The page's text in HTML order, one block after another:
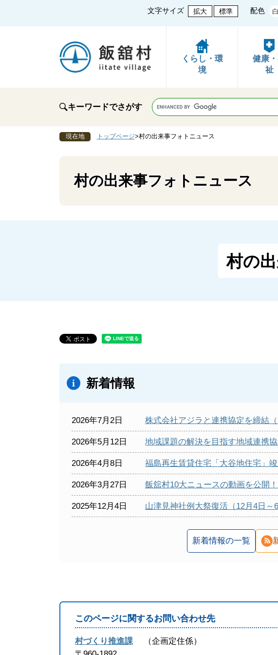
文字サイズ 拡大 標準 配色 白
くらし・環
境
健康
祉
キーワードでさがす
現在地 トップページ>村の出来事フォトニュース
村の出来事フォトニュース
村の
新着情報
2026年7月2日 株式会社アジラと連携協定を締結（
2026年5月12日 地域課題の解決を目指す地域連携協
2026年4月8日 福島再生賃貸住宅「大谷地住宅」竣
2026年3月27日 飯舘村10大ニュースの動画を公開！
2025年12月4日 山津見神社例大祭復活（12月4日～6
新着情報の一覧
このページに関するお問い合わせ先
村づくり推進課
企画定住係